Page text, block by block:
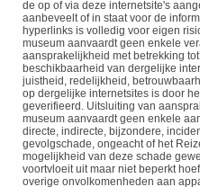
de op of via deze internetsite's
aanbeveelt of in staat voor de
hyperlinks is volledig voor eigen
museum aanvaardt geen enkele
aansprakelijkheid met betrekking
beschikbaarheid van dergelijke
juistheid, redelijkheid,
op dergelijke internetsites is door
geverifieerd. Uitsluiting van
museum aanvaardt geen enkele
directe, indirecte, bijzondere,
gevolgschade, ongeacht of het
mogelijkheid van deze schade
voortvloeit uit maar niet beperkt
overige onvolkomenheden aan